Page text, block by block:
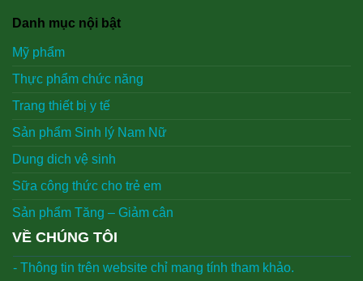
Danh mục nội bật
Mỹ phẩm
Thực phẩm chức năng
Trang thiết bị y tế
Sản phẩm Sinh lý Nam Nữ
Dung dich vệ sinh
Sữa công thức cho trẻ em
Sản phẩm Tăng – Giảm cân
VỀ CHÚNG TÔI
- Thông tin trên website chỉ mang tính tham khảo.